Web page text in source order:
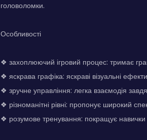
головоломки.
Особливості
❖ захоплюючий ігровий процес: тримає
❖ яскрава графіка: яскраві візуальні
❖ зручне управління: легка взаємодія
❖ різноманітні рівні: пропонує широкий
❖ розумове тренування: покращує